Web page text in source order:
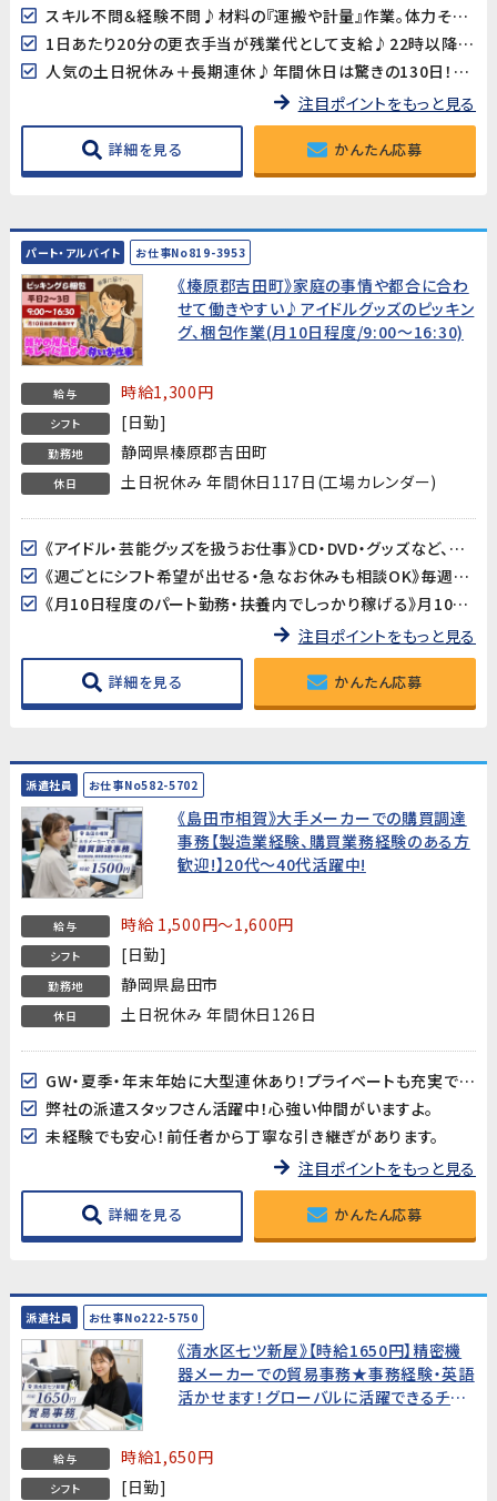
スキル不問＆経験不問♪材料の『運搬や計量』作業。体力そこそこあればOK！
1日あたり20分の更衣手当が残業代として支給♪22時以降は深夜手当もついてオトクに稼げます☆
人気の土日祝休み＋長期連休♪年間休日は驚きの130日！メリハリつけて働けます
注目ポイントをもっと見る
詳細を見る かんたん応募
パート・アルバイト お仕事No819-3953
《榛原郡吉田町》家庭の事情や都合に合わ
せて働きやすい♪アイドルグッズのピッキン
グ、梱包作業(月10日程度/9:00～16:30)
給与 時給1,300円
シフト [日勤]
勤務地 静岡県榛原郡吉田町
休日 土日祝休み 年間休日117日(工場カレンダー)
《アイドル・芸能グッズを扱うお仕事》CD・DVD・グッズなど、エンタメ・芸能関連の商品のピッキング・梱包作業です。お買い物感覚で楽しみながら作業できる、エンタメ好きの方におすすめのお仕事です。
《週ごとにシフト希望が出せる・急なお休みも相談OK》毎週シフト希望を提出できるので、家庭の予定に合わせた柔軟な働き方が可能です。急な欠勤も翌週以降の出勤調整でフォローしてもらえます。
《月10日程度のパート勤務・扶養内でしっかり稼げる》月10日程度の勤務なので、家庭や育児との両立がしやすい環境です。扶養内での勤務を希望する方にぴったりです。
注目ポイントをもっと見る
詳細を見る かんたん応募
派遣社員 お仕事No582-5702
《島田市相賀》大手メーカーでの購買調達
事務【製造業経験、購買業務経験のある方
歓迎!】20代～40代活躍中!
給与 時給 1,500円～1,600円
シフト [日勤]
勤務地 静岡県島田市
休日 土日祝休み 年間休日126日
GW・夏季・年末年始に大型連休あり！プライベートも充実できます♪
弊社の派遣スタッフさん活躍中！心強い仲間がいますよ。
未経験でも安心！前任者から丁寧な引き継ぎがあります。
注目ポイントをもっと見る
詳細を見る かんたん応募
派遣社員 お仕事No222-5750
《清水区七ツ新屋》【時給1650円】精密機
器メーカーでの貿易事務★事務経験・英語
活かせます！グローバルに活躍できるチャ
給与 時給1,650円
シフト [日勤]